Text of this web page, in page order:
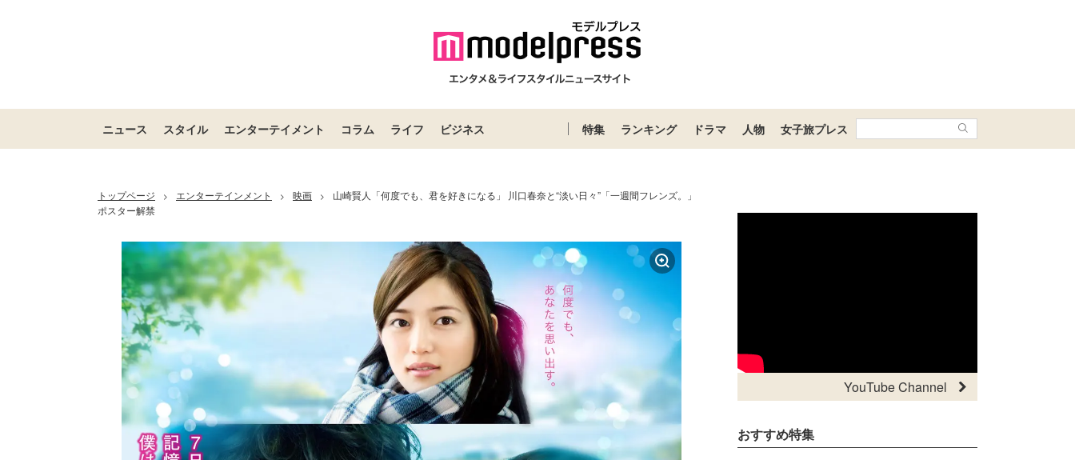
ニュース スタイル エンターテイメント コラム ライフ ビジネス 特集 ランキング ドラマ 人物 女子旅プレス
トップページ > エンターテインメント > 映画 >
山崎賢人「何度でも、君を好きになる」 川口春奈と“淡い日々”「一週間フレンズ。」
ポスター解禁
YouTube Channel
おすすめ特集